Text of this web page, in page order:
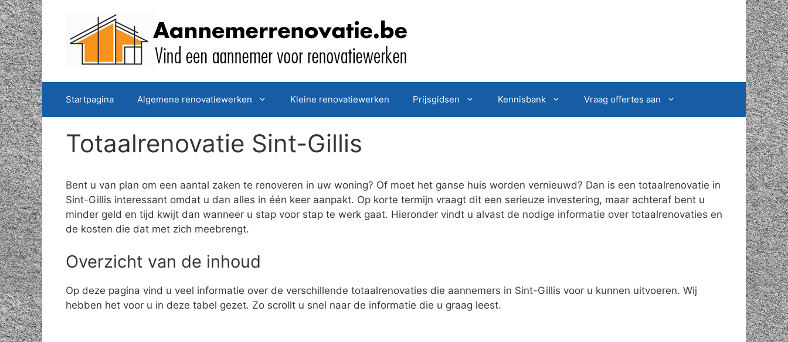
Spring
naar
de
inhoud
Startpagina Algemene renovatiewerken Kleine renovatiewerken Prijsgidsen Kennisbank Vraag offertes aan
Totaalrenovatie Sint-Gillis
Bent u van plan om een aantal zaken te renoveren in uw woning? Of moet het ganse huis worden vernieuwd? Dan is een totaalrenovatie in
Sint-Gillis interessant omdat u dan alles in één keer aanpakt. Op korte termijn vraagt dit een serieuze investering, maar achteraf bent u
minder geld en tijd kwijt dan wanneer u stap voor stap te werk gaat. Hieronder vindt u alvast de nodige informatie over totaalrenovaties en
de kosten die dat met zich meebrengt.
Overzicht van de inhoud
Op deze pagina vind u veel informatie over de verschillende totaalrenovaties die aannemers in Sint-Gillis voor u kunnen uitvoeren. Wij
hebben het voor u in deze tabel gezet. Zo scrollt u snel naar de informatie die u graag leest.